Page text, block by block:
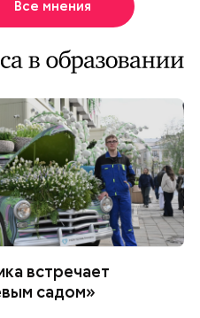
Все мнения
встречает
садом»